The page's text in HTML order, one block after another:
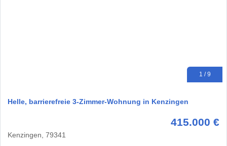
1 / 9
Helle, barrierefreie 3-Zimmer-Wohnung in Kenzingen
415.000 €
Kenzingen, 79341